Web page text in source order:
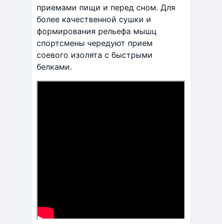
приемами пищи и перед сном. Для
более качественной сушки и
формирования рельефа мышц
спортсмены чередуют прием
соевого изолята с быстрыми
белками.